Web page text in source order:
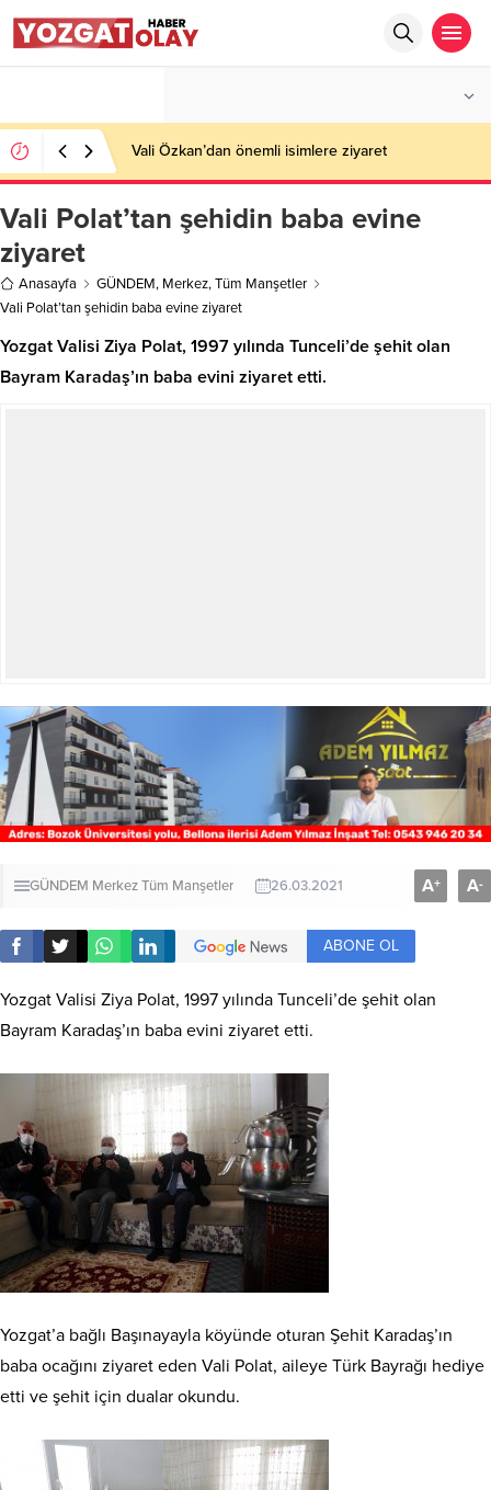
Vali Özkan’dan önemli isimlere ziyaret
Vali Polat’tan şehidin baba evine
ziyaret
Anasayfa GÜNDEM, Merkez,Tüm Manşetler
Vali Polat’tan şehidin baba evine ziyaret
Yozgat Valisi Ziya Polat, 1997 yılında Tunceli’de şehit olan
Bayram Karadaş’ın baba evini ziyaret etti.
GÜNDEM MerkezTüm Manşetler 26.03.2021 A+ A-
ABONE OL
Yozgat Valisi Ziya Polat, 1997 yılında Tunceli’de şehit olan
Bayram Karadaş’ın baba evini ziyaret etti.
Yozgat’a bağlı Başınayayla köyünde oturan Şehit Karadaş’ın
baba ocağını ziyaret eden Vali Polat, aileye Türk Bayrağı hediye
etti ve şehit için dualar okundu.